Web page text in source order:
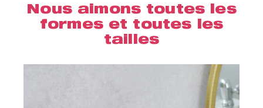
Nous aimons toutes les
formes et toutes les
tailles